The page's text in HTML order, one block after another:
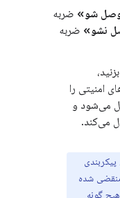
وصل شو» ضربه
نشو» ضربه
امنیتی را
می‌شود و
می‌کند.
منقضی شده
گونه